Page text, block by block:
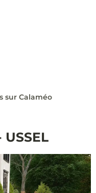
sur Calaméo
USSEL